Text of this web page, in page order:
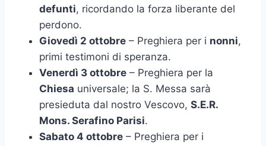
defunti, ricordando la forza liberante del
perdono.
Giovedì 2 ottobre – Preghiera per i nonni,
primi testimoni di speranza.
Venerdì 3 ottobre – Preghiera per la
Chiesa universale; la S. Messa sarà
presieduta dal nostro Vescovo, S.E.R.
Mons. Serafino Parisi.
Sabato 4 ottobre – Preghiera per i